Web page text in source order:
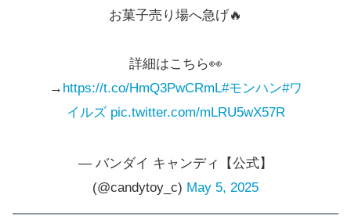
お菓子売り場へ急げ🔥
詳細はこちら👀
→ https://t.co/HmQ3PwCRmL#モンハン#ワ
イルズ pic.twitter.com/mLRU5wX57R
— バンダイ キャンディ【公式】
(@candytoy_c) May 5, 2025